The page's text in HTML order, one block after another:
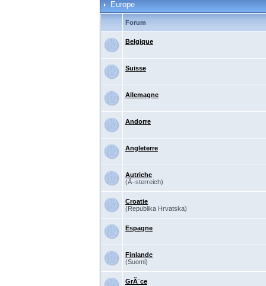
Europe
Forum
Belgique
Suisse
Allemagne
Andorre
Angleterre
Autriche
(Ã–sterreich)
Croatie
(Republika Hrvatska)
Espagne
Finlande
(Suomi)
GrÃ¨ce